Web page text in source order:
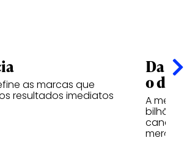
as marcas que
resultados imediatos
Da
o
A mesma
bilhões
canetas